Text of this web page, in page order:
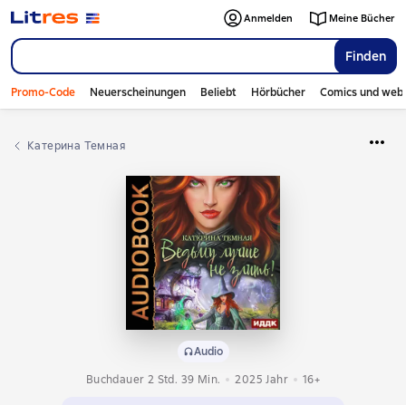
Finden
Anmelden Meine Bücher
Promo-Code Neuerscheinungen Beliebt Hörbücher Comics und
Катерина Темная
Audio
Buchdauer 2 Std. 39 Min.
2025 Jahr 16+